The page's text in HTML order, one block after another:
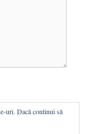
uri. Dacă continui să